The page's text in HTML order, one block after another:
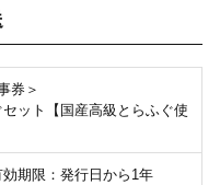
券＞
ット【国産高級とらふぐ使
期限：発行日から1年